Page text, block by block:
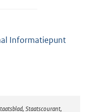
Informatiepunt
Staatscourant,